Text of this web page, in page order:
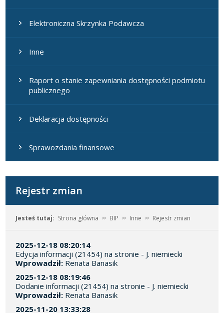
Elektroniczna Skrzynka Podawcza
Inne
Raport o stanie zapewniania dostępności podmiotu
publicznego
Deklaracja dostępności
Sprawozdania finansowe
Rejestr zmian
Jesteś tutaj: Strona główna BIP Inne Rejestr zmian
2025-12-18 08:20:14
Edycja informacji (21454) na stronie - J. niemiecki
Wprowadził: Renata Banasik
2025-12-18 08:19:46
Dodanie informacji (21454) na stronie - J. niemiecki
Wprowadził: Renata Banasik
2025-11-20 13:33:28